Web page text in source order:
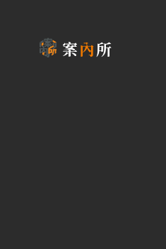
案內所